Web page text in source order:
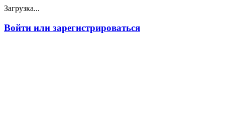
Загрузка...
Войти или зарегистрироваться